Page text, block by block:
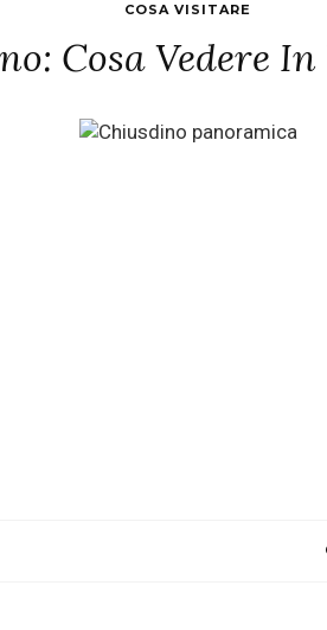
COSA VISITARE
Cosa Vedere